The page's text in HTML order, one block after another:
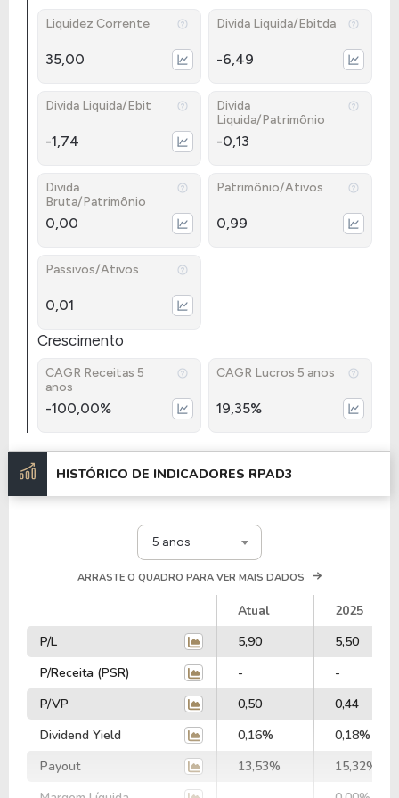
Liquidez Corrente
35,00
Divida Liquida/Ebitda
-6,49
Divida Liquida/Ebit
-1,74
Divida
Liquida/Patrimônio
-0,13
Divida
Bruta/Patrimônio
0,00
Patrimônio/Ativos
0,99
Passivos/Ativos
0,01
Crescimento
CAGR Receitas 5
anos
-100,00%
CAGR Lucros 5 anos
19,35%
HISTÓRICO DE INDICADORES RPAD3
5 anos
ARRASTE O QUADRO PARA VER MAIS DADOS
Atual
2025
P/L
5,90
5,50
P/Receita (PSR)
-
-
P/VP
0,50
0,44
Dividend Yield
0,16%
0,18%
Payout
13,53%
15,32%